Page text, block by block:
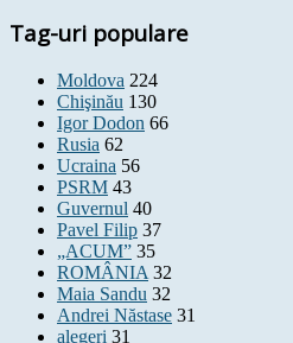
Tag-uri populare
Moldova 224
Chişinău 130
Igor Dodon 66
Rusia 62
Ucraina 56
PSRM 43
Guvernul 40
Pavel Filip 37
„ACUM” 35
ROMÂNIA 32
Maia Sandu 32
Andrei Năstase 31
alegeri 31